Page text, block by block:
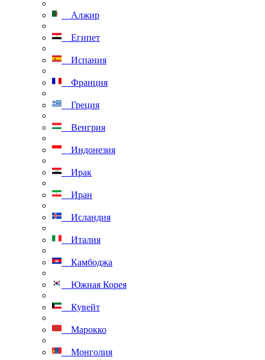
Алжир
Египет
Испания
Франция
Греция
Венгрия
Индонезия
Ирак
Иран
Исландия
Италия
Камбоджа
Южная Корея
Кувейт
Марокко
Монголия